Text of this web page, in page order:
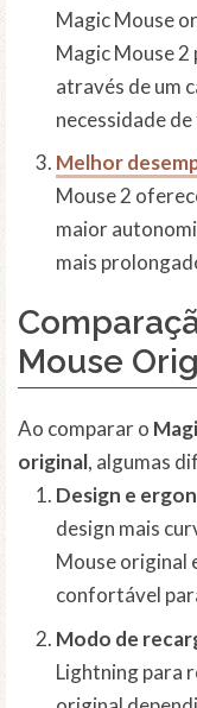
Magic Mouse
Magic Mouse
através de um
necessidade
Melhor
Mouse 2
maior
mais
Mouse
Ao comparar o
original, algumas
Design e
design mais
Mouse original
confortável
Modo de
Lightning para